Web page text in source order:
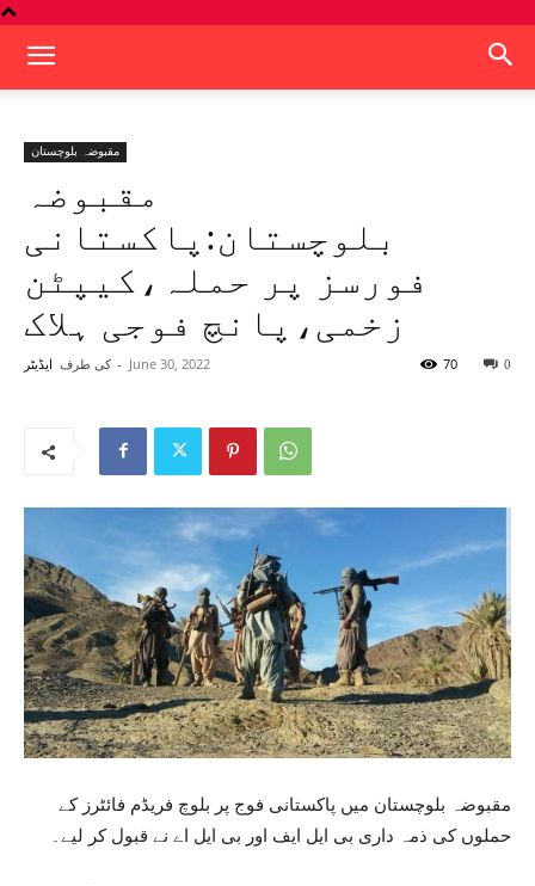
مقبوضہ بلوچستان
مقبوضہ
بلوچستان:پاکستانی
فورسز پر حملہ،کیپٹن
زخمی،پانچ فوجی ہلاک
کی طرف ایڈیٹر - June 30, 2022 0
70
مقبوضہ بلوچستان میں پاکستانی فوج پر بلوچ فریڈم فائٹرز کے
حملوں کی ذمہ داری بی ایل ایف اور بی ایل اے نے قبول کر لیے۔